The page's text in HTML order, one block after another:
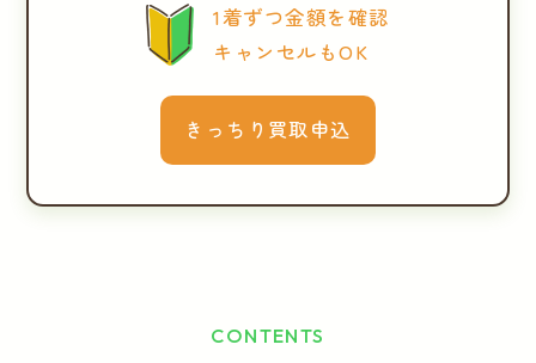
1着ずつ金額を確認
キャンセルもOK
きっちり買取申込
CONTENTS